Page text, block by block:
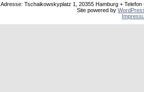
Adresse: Tschaikowskyplatz 1, 20355 Hamburg +
Site powered by